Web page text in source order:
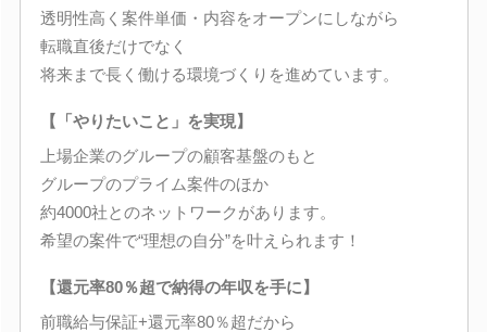
透明性高く案件単価・内容をオープンにしながら
転職直後だけでなく
将来まで長く働ける環境づくりを進めています。
【「やりたいこと」を実現】
上場企業のグループの顧客基盤のもと
グループのプライム案件のほか
約4000社とのネットワークがあります。
希望の案件で“理想の自分”を叶えられます！
【還元率80％超で納得の年収を手に】
前職給与保証+還元率80％超だから